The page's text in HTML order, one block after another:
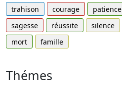
trahison
courage patience
sagesse
réussite silence
mort
famille
Thémes